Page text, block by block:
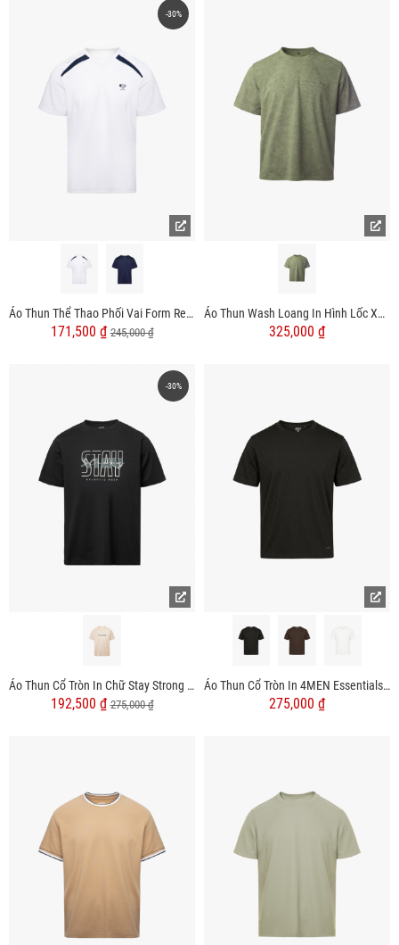
-30%
Áo Thun Thể Thao Phối Vai Form Regular AT177
171,500 ₫245,000 ₫
Áo Thun Wash Loang In Hình Lốc Xoáy Form Relax AT173
325,000 ₫
-30%
Áo Thun Cổ Tròn In Chữ Stay Strong Form Regular AT162
192,500 ₫275,000 ₫
Áo Thun Cổ Tròn In 4MEN Essentials Form Slimfit AT194
275,000 ₫